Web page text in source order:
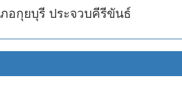
อกุยบุรี ประจวบคีรีขันธ์